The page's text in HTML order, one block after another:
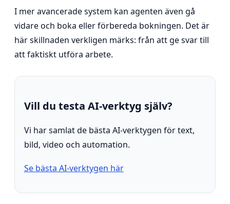
I mer avancerade system kan agenten även gå
vidare och boka eller förbereda bokningen. Det är
här skillnaden verkligen märks: från att ge svar till
att faktiskt utföra arbete.
Vill du testa AI-verktyg själv?
Vi har samlat de bästa AI-verktygen för text,
bild, video och automation.
Se bästa AI-verktygen här